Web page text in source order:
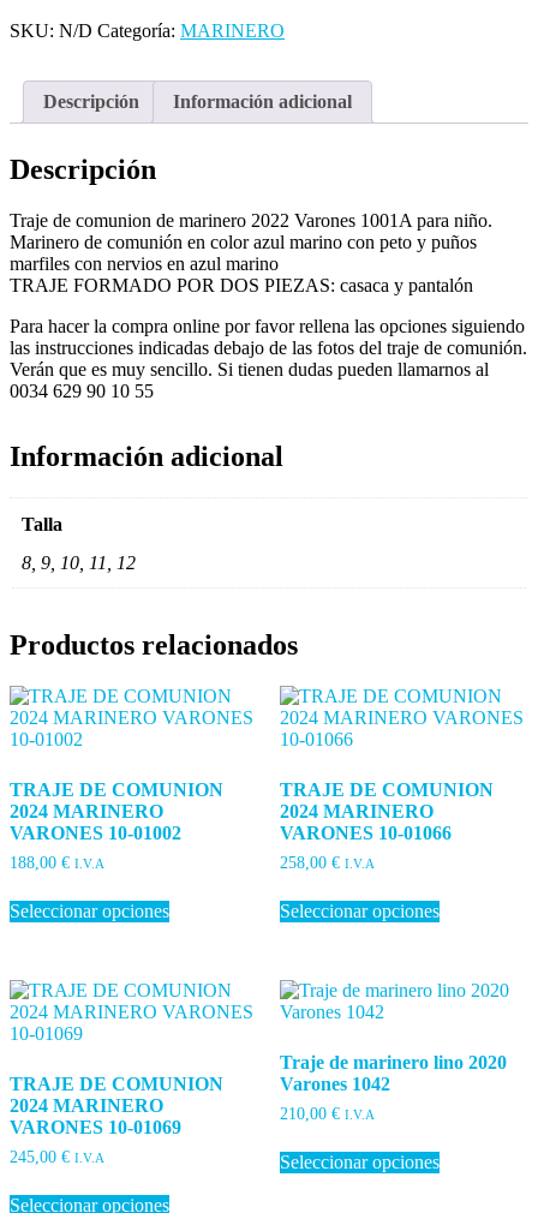
de
Varones
1001A
SKU: N/D Categoría: MARINERO
Descripción Información adicional
Descripción
Traje de comunion de marinero 2022 Varones 1001A para niño.
Marinero de comunión en color azul marino con peto y puños
marfiles con nervios en azul marino
TRAJE FORMADO POR DOS PIEZAS: casaca y pantalón
Para hacer la compra online por favor rellena las opciones siguiendo
las instrucciones indicadas debajo de las fotos del traje de comunión.
Verán que es muy sencillo. Si tienen dudas pueden llamarnos al
0034 629 90 10 55
Información adicional
Talla
8, 9, 10, 11, 12
Productos relacionados
TRAJE DE COMUNION
2024 MARINERO
VARONES 10-01002
188,00 € I.V.A
Seleccionar opcionesproducto
Las
opciones
elegir
la
producto
TRAJE DE COMUNION
2024 MARINERO
VARONES 10-01066
258,00 € I.V.A
Seleccionar opcionesproducto
Las
pueden
página
de
TRAJE DE COMUNION
2024 MARINERO
VARONES 10-01069
245,00 € I.V.A
Seleccionar opcionesproducto
Traje de marinero lino 2020
Varones 1042
210,00 € I.V.A
Seleccionar opcionesproducto